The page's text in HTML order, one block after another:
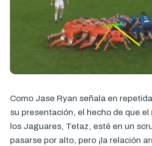
Como Jase Ryan señala en
su presentación, el hecho de que el
los Jaguares, Tetaz, esté en un
pasarse por alto, pero ¡la relación